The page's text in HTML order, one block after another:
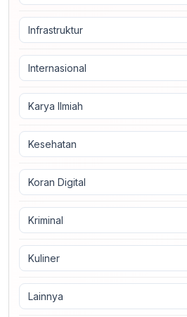
Infrastruktur
Internasional
Karya Ilmiah
Kesehatan
Koran Digital
Kriminal
Kuliner
Lainnya